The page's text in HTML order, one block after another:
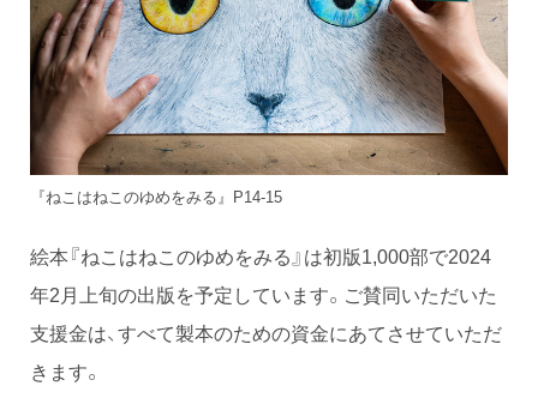
『ねこはねこのゆめをみる』P14-15
絵本『ねこはねこのゆめをみる』は初版1,000部で2024
年2月上旬の出版を予定しています。ご賛同いただいた
支援金は、すべて製本のための資金にあてさせていただ
きます。